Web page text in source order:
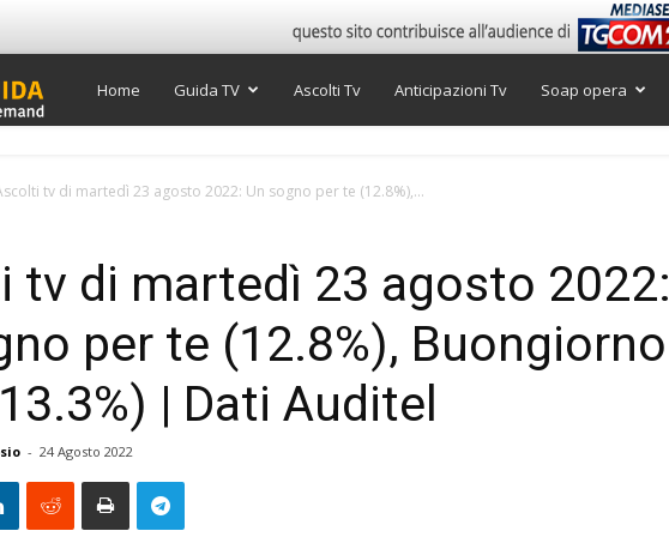
Super
Home Guida TV Ascolti Tv Anticipazioni Tv Soap opera
tv di martedì 23 agosto 2022: Un sogno per te (12.8%),...
tv di martedì 23 agosto 2022:
per te (12.8%), Buongiorno
| Dati Auditel
- 24 Agosto 2022